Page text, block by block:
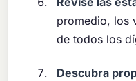
promedio, los
de todos los
Descubra